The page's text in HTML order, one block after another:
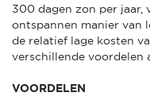
300 dagen zon per jaar,
ontspannen manier van
de relatief lage kosten
verschillende voordelen
VOORDELEN